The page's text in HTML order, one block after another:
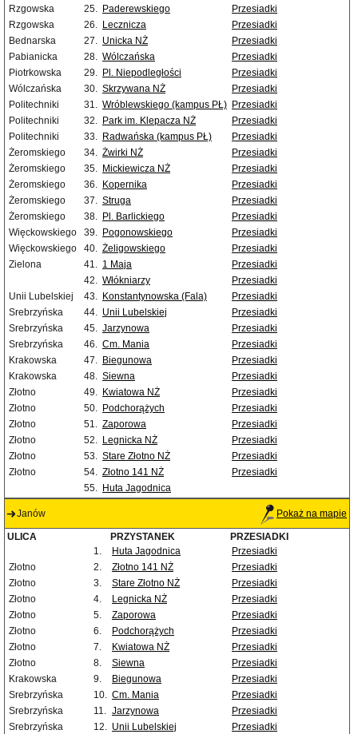
Rzgowska
25. Paderewskiego
Przesiadki
Rzgowska
26. Lecznicza
Przesiadki
Bednarska
27. Unicka NŻ
Przesiadki
Pabianicka
28. Wólczańska
Przesiadki
Piotrkowska
29. Pl. Niepodległości
Przesiadki
Wólczańska
30. Skrzywana NŻ
Przesiadki
Politechniki
31. Wróblewskiego (kampus PŁ) Przesiadki
Politechniki
32. Park im. Klepacza NŻ
Przesiadki
Politechniki
33. Radwańska (kampus PŁ)
Przesiadki
Żeromskiego
34. Żwirki NŻ
Przesiadki
Żeromskiego
35. Mickiewicza NŻ
Przesiadki
Żeromskiego
36. Kopernika
Przesiadki
Żeromskiego
37. Struga
Przesiadki
Żeromskiego
38. Pl. Barlickiego
Przesiadki
Więckowskiego
39. Pogonowskiego
Przesiadki
Więckowskiego
40. Żeligowskiego
Przesiadki
Zielona
41. 1 Maja
Przesiadki
42. Włókniarzy
Przesiadki
Unii Lubelskiej
43. Konstantynowska (Fala)
Przesiadki
Srebrzyńska
44. Unii Lubelskiej
Przesiadki
Srebrzyńska
45. Jarzynowa
Przesiadki
Srebrzyńska
46. Cm. Mania
Przesiadki
Krakowska
47. Biegunowa
Przesiadki
Krakowska
48. Siewna
Przesiadki
Złotno
49. Kwiatowa NŻ
Przesiadki
Złotno
50. Podchorążych
Przesiadki
Złotno
51. Zaporowa
Przesiadki
Złotno
52. Legnicka NŻ
Przesiadki
Złotno
53. Stare Złotno NŻ
Przesiadki
Złotno
54. Złotno 141 NŻ
Przesiadki
55. Huta Jagodnica
Janów Pokaż na mapie
ULICA PRZYSTANEK
PRZESIADKI
1.
Huta Jagodnica
Przesiadki
Złotno
2. Złotno 141 NŻ
Przesiadki
Złotno
3. Stare Złotno NŻ
Przesiadki
Złotno
4. Legnicka NŻ
Przesiadki
Złotno
5. Zaporowa
Przesiadki
Złotno
6. Podchorążych
Przesiadki
Złotno
7. Kwiatowa NŻ
Przesiadki
Złotno
8. Siewna
Przesiadki
Krakowska
9. Biegunowa
Przesiadki
Srebrzyńska
10. Cm. Mania
Przesiadki
Srebrzyńska
11. Jarzynowa
Przesiadki
Srebrzyńska
12. Unii Lubelskiej
Przesiadki